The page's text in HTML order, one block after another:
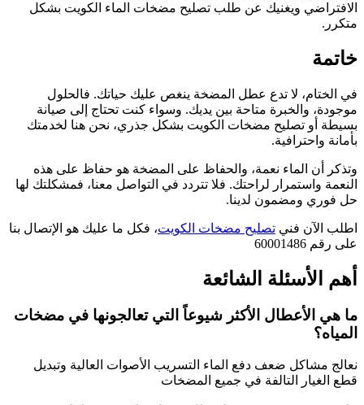
الافتراضي ويغنيك عن طلب تصليح مضخات الماء الكويت بشكل
متكرر.
خاتمة
في الختام، لا تدع عطل المضخة ينغص عليك حياتك. فالحلول
موجودة، والخبرة متاحة بين يديك. وسواء كنت تحتاج إلى صيانة
بسيطة أو تصليح مضخات الكويت بشكل جذري، نحن هنا لخدمتك
بأمانة واحترافية.
وتذكر أن الماء نعمة، والحفاظ على المضخة هو حفاظ على هذه
النعمة واستمرار لراحتك. فلا تتردد في التواصل معنا، فمشكلتك لها
حل فوري ومضمون لدينا.
اطلب الآن فني تصليح مضخات الكويت، فكل ما عليك هو الإتصال بنا
على رقم 60001486
أهم الأسئلة الشائعة
ما هي الأعطال الأكثر شيوعاً التي تعالجونها في مضخات
المياه؟
نعالج مشاكل ضعف دفع الماء التسريب الأصوات العالية وتبديل
قطع الغيار التالفة في جميع المضخات